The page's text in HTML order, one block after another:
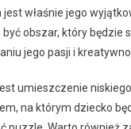
jest właśnie jego
obszar, który będzie
jego pasji i
umieszczenie
na którym dziecko